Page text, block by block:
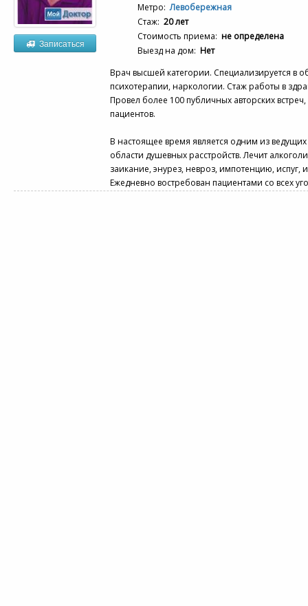
Записаться
Метро:Левобережная
Стаж: 20 лет
Стоимость приема: не определена
Выезд на дом: Нет
Врач высшей категории. Специализируется в
психотерапии, наркологии. Стаж работы в
Провел более 100 публичных авторских
пациентов.
В настоящее время является одним из
области душевных расстройств. Лечит
заикание, энурез, невроз, импотенцию,
Ежедневно востребован пациентами со всех